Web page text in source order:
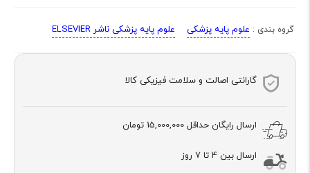
گروه بندی : علوم پایه پزشکی علوم پایه پزشکی ناشر ELSEVIER
گارانتی اصالت و سلامت فیزیکی کالا
ارسال رایگان حداقل 15,000,000 تومان
ارسال بین 4 تا 7 روز